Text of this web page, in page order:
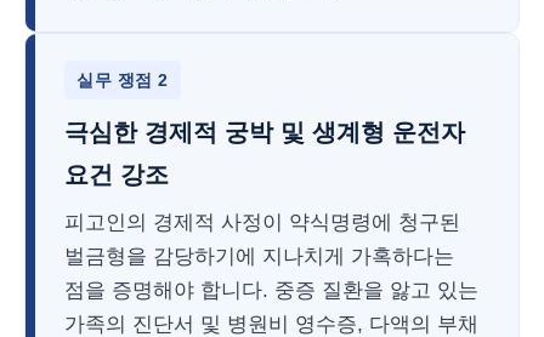
실무 쟁점 2
극심한 경제적 궁박 및 생계형 운전자
요건 강조
피고인의 경제적 사정이 약식명령에 청구된
벌금형을 감당하기에 지나치게 가혹하다는
점을 증명해야 합니다. 중증 질환을 앓고 있는
가족의 진단서 및 병원비 영수증, 다액의 부채